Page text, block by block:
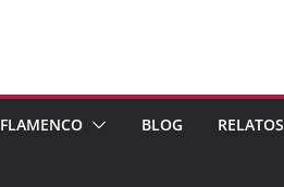
FLAMENCO BLOG RELATOS